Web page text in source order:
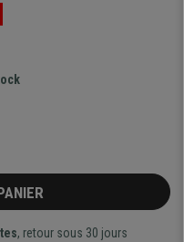
, retour sous 30 jours